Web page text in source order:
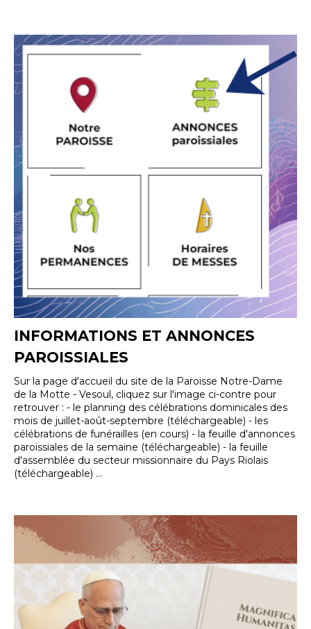
INFORMATIONS ET ANNONCES
PAROISSIALES
Sur la page d'accueil du site de la Paroisse Notre-Dame
de la Motte - Vesoul, cliquez sur l'image ci-contre pour
retrouver : - le planning des célébrations dominicales des
mois de juillet-août-septembre (téléchargeable) - les
célébrations de funérailles (en cours) - la feuille d'annonces
paroissiales de la semaine (téléchargeable) - la feuille
d'assemblée du secteur missionnaire du Pays Riolais
(téléchargeable) ...